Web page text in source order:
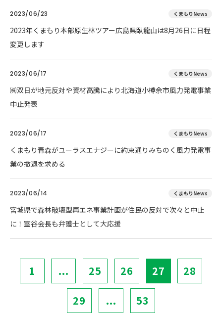
2023/06/23 くまもりNews
2023年くまもり本部原生林ツアー広島県臥龍山は8月26日に日程
変更します
2023/06/17 くまもりNews
㈱双日が地元反対や資材高騰により北海道小樽余市風力発電事業
中止発表
2023/06/17 くまもりNews
くまもり青森がユーラスエナジーに約束通りみちのく風力発電事
業の撤退を求める
2023/06/14 くまもりNews
宮城県で森林破壊型再エネ事業計画が住民の反対で次々と中止
に！室谷会長も弁護士として大応援
1 ... 25 26 27 28
29 ... 53